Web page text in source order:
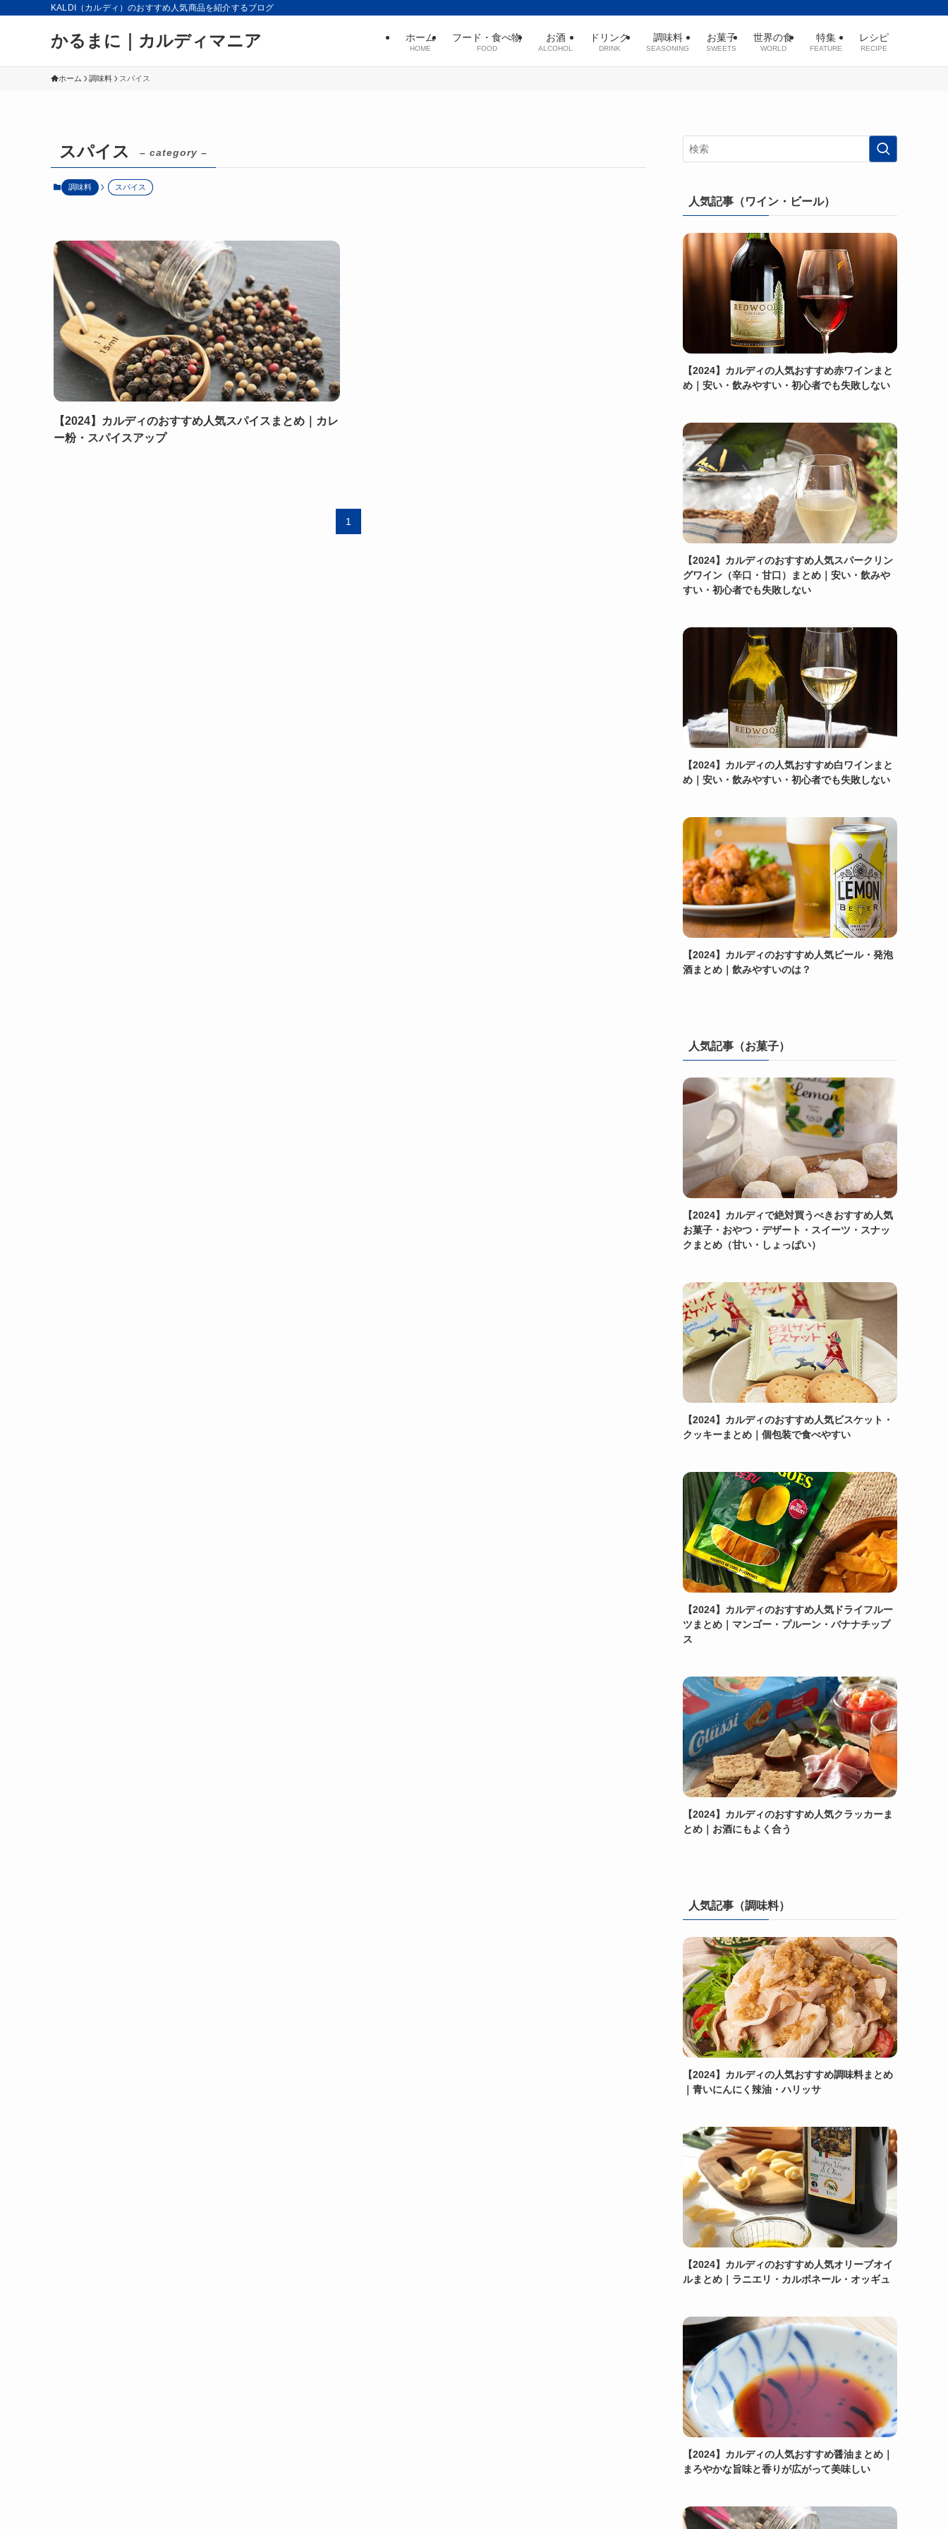
KALDI（カルディ）のおすすめ人気商品を紹介するブログ
かるまに｜カルディマニア ホーム
HOME
フード・食べ物
FOOD
お酒
ALCOHOL
ドリンク
DRINK
調味料
SEASONING
お菓子
SWEETS
世界の食
WORLD
特集
FEATURE
レシピ
RECIPE
ホーム 調味料 スパイス
スパイス – category –
調味料 スパイス
【2024】カルディのおすすめ人気スパイスまとめ｜カレ
ー粉・スパイスアップ
1
人気記事（ワイン・ビール）
【2024】カルディの人気おすすめ赤ワインまと
め｜安い・飲みやすい・初心者でも失敗しない
【2024】カルディのおすすめ人気スパークリン
グワイン（辛口・甘口）まとめ｜安い・飲みや
すい・初心者でも失敗しない
【2024】カルディの人気おすすめ白ワインまと
め｜安い・飲みやすい・初心者でも失敗しない
【2024】カルディのおすすめ人気ビール・発泡
酒まとめ｜飲みやすいのは？
人気記事（お菓子）
【2024】カルディで絶対買うべきおすすめ人気
お菓子・おやつ・デザート・スイーツ・スナッ
クまとめ（甘い・しょっぱい）
【2024】カルディのおすすめ人気ビスケット・
クッキーまとめ｜個包装で食べやすい
【2024】カルディのおすすめ人気ドライフルー
ツまとめ｜マンゴー・プルーン・バナナチップ
ス
【2024】カルディのおすすめ人気クラッカーま
とめ｜お酒にもよく合う
人気記事（調味料）
【2024】カルディの人気おすすめ調味料まとめ
｜青いにんにく辣油・ハリッサ
【2024】カルディのおすすめ人気オリーブオイ
ルまとめ｜ラニエリ・カルボネール・オッギュ
【2024】カルディの人気おすすめ醤油まとめ｜
まろやかな旨味と香りが広がって美味しい